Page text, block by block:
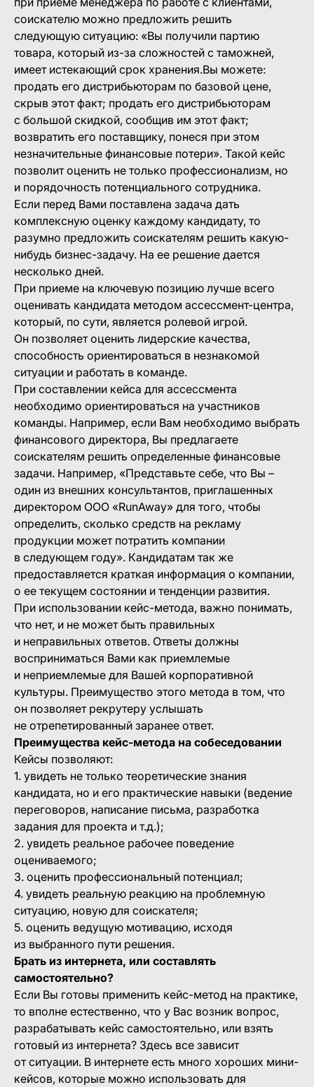
соискателю можно предложить решить
следующую ситуацию: «Вы получили партию
товара, который из-за сложностей с таможней,
имеет истекающий срок хранения.Вы можете:
продать его дистрибьюторам по базовой цене,
скрыв этот факт; продать его дистрибьюторам
с большой скидкой, сообщив им этот факт;
возвратить его поставщику, понеся при этом
незначительные финансовые потери». Такой кейс
позволит оценить не только профессионализм, но
и порядочность потенциального сотрудника.
Если перед Вами поставлена задача дать
комплексную оценку каждому кандидату, то
разумно предложить соискателям решить какую-
нибудь бизнес-задачу. На ее решение дается
несколько дней.
При приеме на ключевую позицию лучше всего
оценивать кандидата методом ассессмент-центра,
который, по сути, является ролевой игрой.
Он позволяет оценить лидерские качества,
способность ориентироваться в незнакомой
ситуации и работать в команде.
При составлении кейса для ассессмента
необходимо ориентироваться на участников
команды. Например, если Вам необходимо выбрать
финансового директора, Вы предлагаете
соискателям решить определенные финансовые
задачи. Например, «Представьте себе, что Вы –
один из внешних консультантов, приглашенных
директором ООО «RunAway» для того, чтобы
определить, сколько средств на рекламу
продукции может потратить компании
в следующем году». Кандидатам так же
предоставляется краткая информация о компании,
о ее текущем состоянии и тенденции развития.
При использовании кейс-метода, важно понимать,
что нет, и не может быть правильных
и неправильных ответов. Ответы должны
восприниматься Вами как приемлемые
и неприемлемые для Вашей корпоративной
культуры. Преимущество этого метода в том, что
он позволяет рекрутеру услышать
не отрепетированный заранее ответ.
Преимущества кейс-метода на собеседовании
Кейсы позволяют:
1. увидеть не только теоретические знания
кандидата, но и его практические навыки (ведение
переговоров, написание письма, разработка
задания для проекта и т.д.);
2. увидеть реальное рабочее поведение
оцениваемого;
3. оценить профессиональный потенциал;
4. увидеть реальную реакцию на проблемную
ситуацию, новую для соискателя;
5. оценить ведущую мотивацию, исходя
из выбранного пути решения.
Брать из интернета, или составлять
самостоятельно?
Если Вы готовы применить кейс-метод на практике,
то вполне естественно, что у Вас возник вопрос,
разрабатывать кейс самостоятельно, или взять
готовый из интернета? Здесь все зависит
от ситуации. В интернете есть много хороших мини-
кейсов, которые можно использовать для